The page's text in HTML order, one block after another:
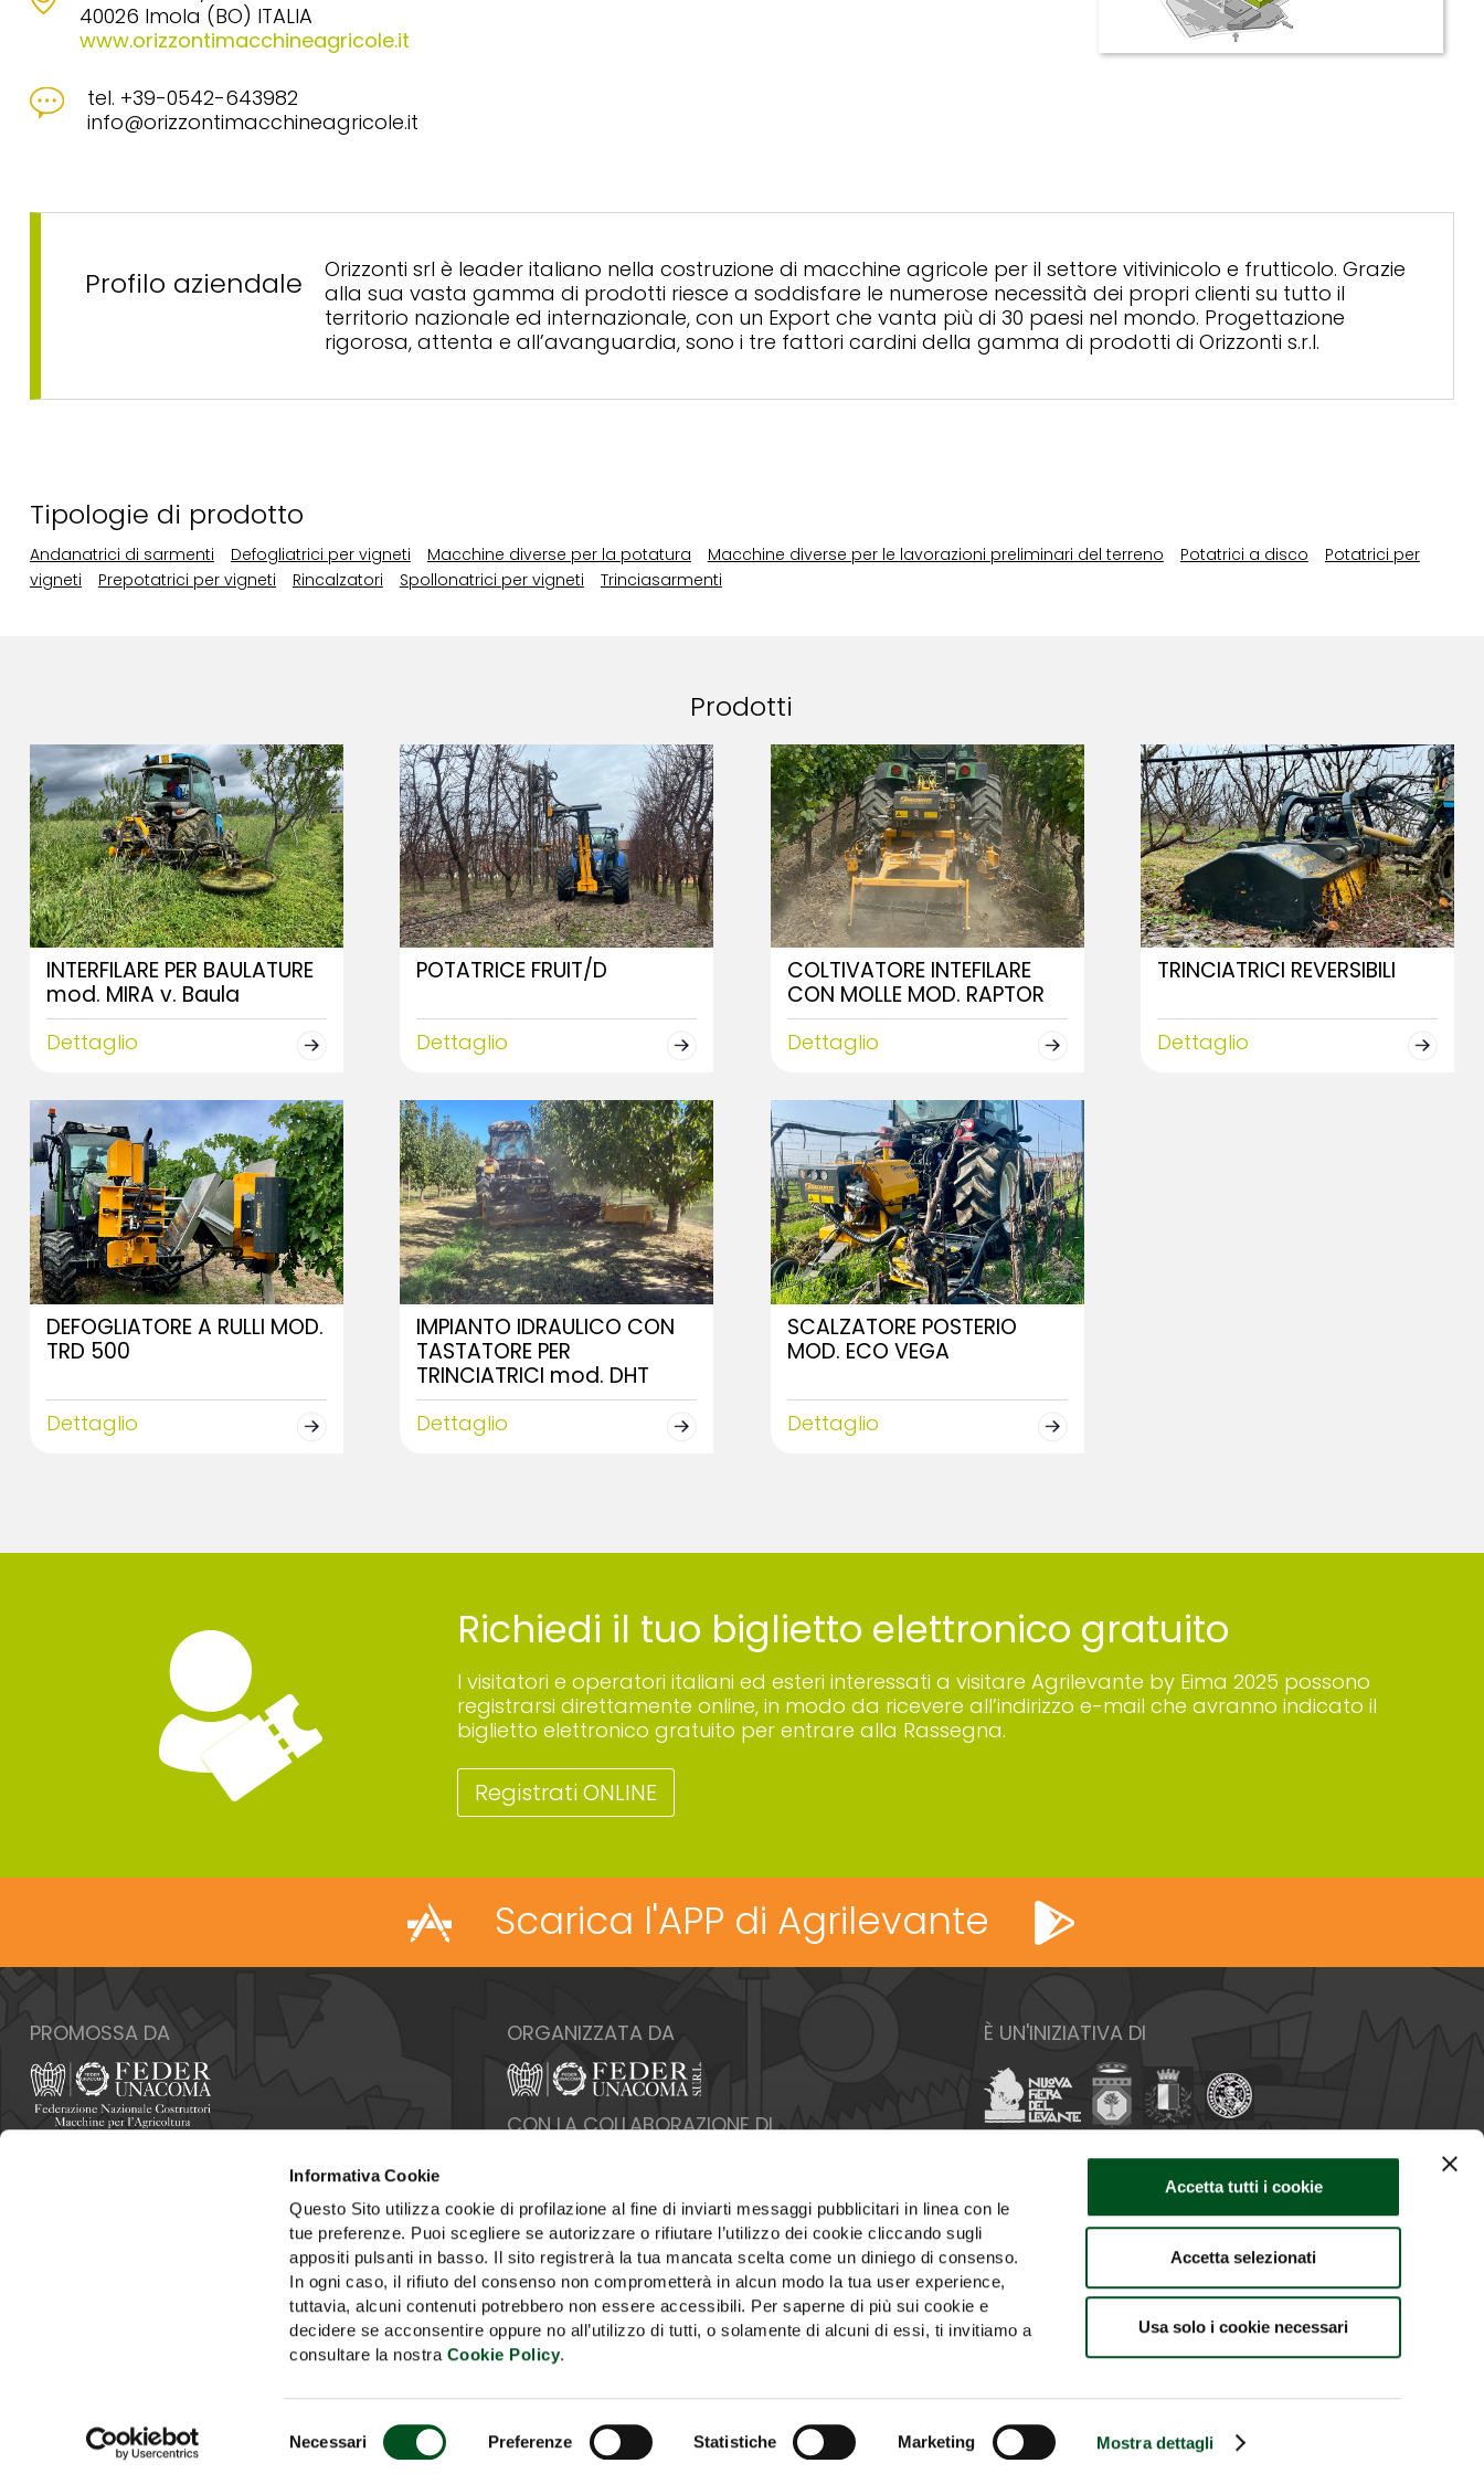
Informativa Cookie
Questo Sito utilizza cookie di profilazione al fine di inviarti messaggi pubblicitari in linea con le
tue preferenze. Puoi scegliere se autorizzare o rifiutare l’utilizzo dei cookie cliccando sugli
appositi pulsanti in basso. Il sito registrerà la tua mancata scelta come un diniego di consenso.
In ogni caso, il rifiuto del consenso non comprometterà in alcun modo la tua user experience,
tuttavia, alcuni contenuti potrebbero non essere accessibili. Per saperne di più sui cookie e
decidere se acconsentire oppure no all’utilizzo di tutti, o solamente di alcuni di essi, ti invitiamo a
consultare la nostra Cookie Policy.
del
Necessari Preferenze Statistiche Marketing Mostra dettagli
Accetta tutti i cookie
Accetta selezionati
Usa solo i cookie necessari
40026 Imola (BO) ITALIA
www.orizzontimacchineagricole.it
tel. +39-0542-643982
info@orizzontimacchineagricole.it
Profilo aziendale
Orizzonti srl è leader italiano nella costruzione di macchine agricole per il settore vitivinicolo e frutticolo. Grazie
alla sua vasta gamma di prodotti riesce a soddisfare le numerose necessità dei propri clienti su tutto il
territorio nazionale ed internazionale, con un Export che vanta più di 30 paesi nel mondo. Progettazione
rigorosa, attenta e all’avanguardia, sono i tre fattori cardini della gamma di prodotti di Orizzonti s.r.l.
Tipologie di prodotto
Andanatrici di sarmenti Defogliatrici per vigneti Macchine diverse per la potatura Macchine diverse per le lavorazioni preliminari del terreno Potatrici a disco
Potatrici per
vigneti
Prepotatrici per vigneti Rincalzatori Spollonatrici per vigneti Trinciasarmenti
Prodotti
INTERFILARE PER BAULATURE
mod. MIRA v. Baula
Dettaglio
POTATRICE FRUIT/D
Dettaglio
COLTIVATORE INTEFILARE
CON MOLLE MOD. RAPTOR
Dettaglio
TRINCIATRICI REVERSIBILI
Dettaglio
DEFOGLIATORE A RULLI MOD.
TRD 500
Dettaglio
IMPIANTO IDRAULICO CON
TASTATORE PER
TRINCIATRICI mod. DHT
Dettaglio
SCALZATORE POSTERIO
MOD. ECO VEGA
Dettaglio
Richiedi il tuo biglietto elettronico gratuito
I visitatori e operatori italiani ed esteri interessati a visitare Agrilevante by Eima 2025 possono
registrarsi direttamente online, in modo da ricevere all’indirizzo e-mail che avranno indicato il
biglietto elettronico gratuito per entrare alla Rassegna.
Registrati ONLINE
Scarica l'APP di Agrilevante
PROMOSSA DA
Tel: +39 06432981 - Fax: +39 064076370
ORGANIZZATA DA
CON LA COLLABORAZIONE DI
È UN'INIZIATIVA DI
SEGRETERIA PUBBLICITÀ COOKIE POLICY PRIVACY UTILIZZO IMMAGINI